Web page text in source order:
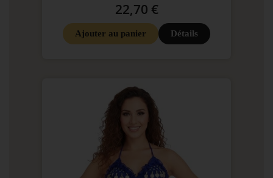
22,70 €
Ajouter au panier Détails